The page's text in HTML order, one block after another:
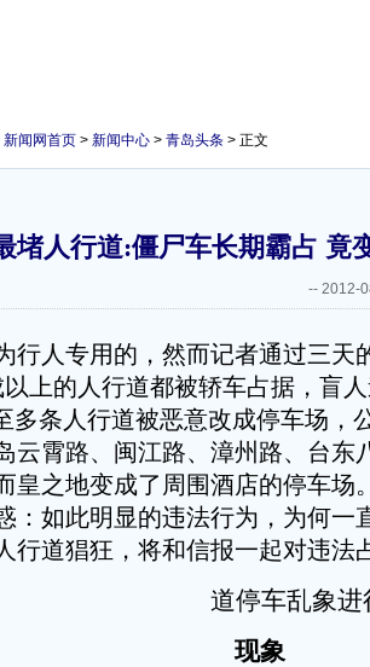
新闻网首页 > 新闻中心 > 青岛头条 > 正文
堵人行道:僵尸车长期霸占 竟
-- 2012-
行人专用的，然而记者通过三天
上的人行道都被轿车占据，盲
多条人行道被恶意改成停车场，
云霄路、闽江路、漳州路、台东
皇之地变成了周围酒店的停车场
：如此明显的违法行为，为何一
行道猖狂，将和信报一起对违法
道停车乱象进
现象